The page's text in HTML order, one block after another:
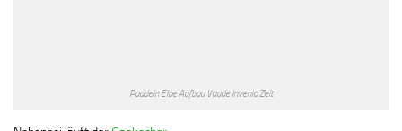
Paddeln Elbe Aufbau Vaude Invenio Zelt